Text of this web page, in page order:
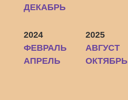
ДЕКАБРЬ
2024
ФЕВРАЛЬ
АПРЕЛЬ
2025
АВГУСТ
ОКТЯБРЬ